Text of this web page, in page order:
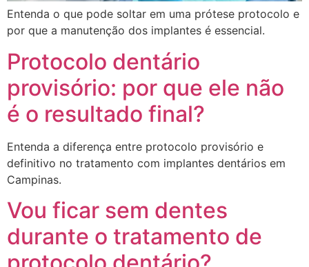
Entenda o que pode soltar em uma prótese protocolo e
por que a manutenção dos implantes é essencial.
Protocolo dentário
provisório: por que ele não
é o resultado final?
Entenda a diferença entre protocolo provisório e
definitivo no tratamento com implantes dentários em
Campinas.
Vou ficar sem dentes
durante o tratamento de